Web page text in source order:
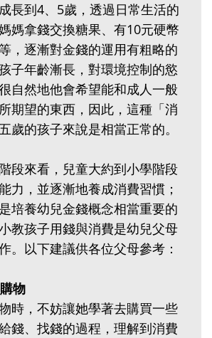
長到4、5歲，透過日常生活的
媽拿錢交換糖果、有10元硬幣
，逐漸對金錢的運用有粗略的
子年齡漸長，對環境控制的慾
自然地他會希望能和成人一般
期望的東西，因此，這種「消
歲的孩子來說是相當正常的。
段來看，兒童大約到小學階段
力，並逐漸地養成消費習慣；
培養幼兒金錢概念相當重要的
教孩子用錢與消費是幼兒父母
。以下建議供各位父母參考：
物
時，不妨讓她學著去購買一些
錢、找錢的過程，理解到消費